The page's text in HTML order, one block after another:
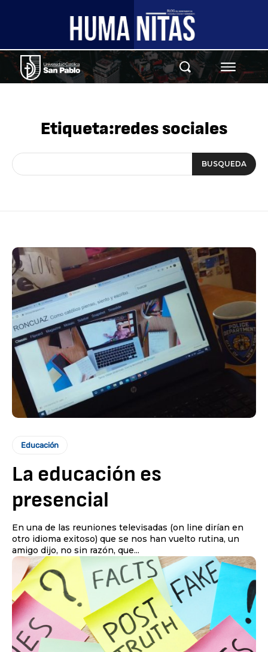
Etiqueta:redes sociales
BUSQUEDA
Educación
La educación es
presencial
En una de las reuniones televisadas (on line dirían en
otro idioma exitoso) que se nos han vuelto rutina, un
amigo dijo, no sin razón, que...